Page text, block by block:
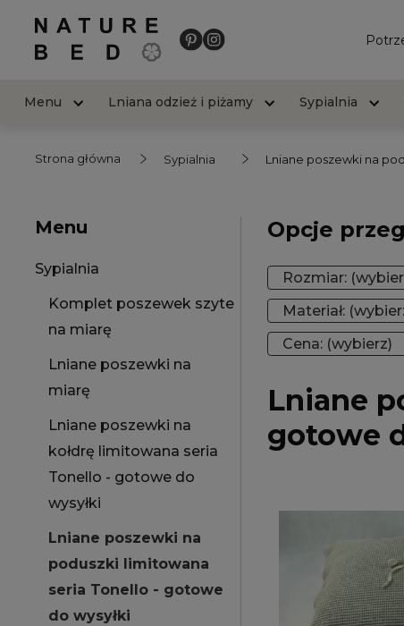
Menu Lniana odzież i piżamy Sypialnia
Strona główna Sypialnia Lniane poszewki na
Menu
Sypialnia
Komplet poszewek szyte
na miarę
Lniane poszewki na
miarę
Lniane poszewki na
kołdrę limitowana seria
Tonello - gotowe do
wysyłki
Lniane poszewki na
poduszki limitowana
seria Tonello - gotowe
do wysyłki
Opcje
Rozmiar:
Materiał:
Cena: (wybierz)
Lniane
gotowe